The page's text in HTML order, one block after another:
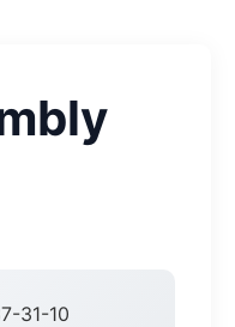
31-10